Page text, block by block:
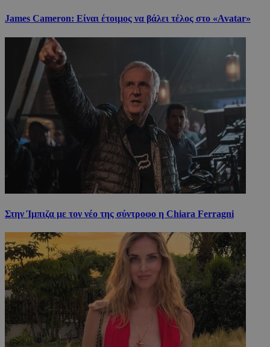
James Cameron: Είναι έτοιμος να βάλει τέλος στο «Avatar»
Στην Ίμπιζα με τον νέο της σύντροφο η Chiara Ferragni